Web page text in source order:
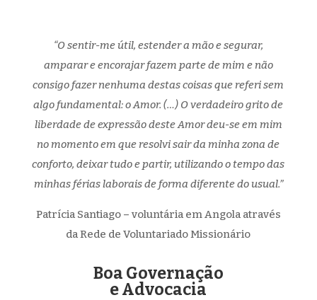
“O sentir-me útil, estender a mão e segurar,
amparar e encorajar fazem parte de mim e não
consigo fazer nenhuma destas coisas que referi sem
algo fundamental: o Amor. (…) O verdadeiro grito de
liberdade de expressão deste Amor deu-se em mim
no momento em que resolvi sair da minha zona de
conforto, deixar tudo e partir, utilizando o tempo das
minhas férias laborais de forma diferente do usual.”
Patrícia Santiago – voluntária em Angola através
da Rede de Voluntariado Missionário
Boa Governação
e Advocacia